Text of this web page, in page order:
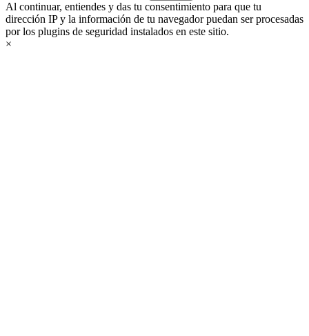
Al continuar, entiendes y das tu consentimiento para que tu
dirección IP y la información de tu navegador puedan ser procesadas
por los plugins de seguridad instalados en este sitio.
×